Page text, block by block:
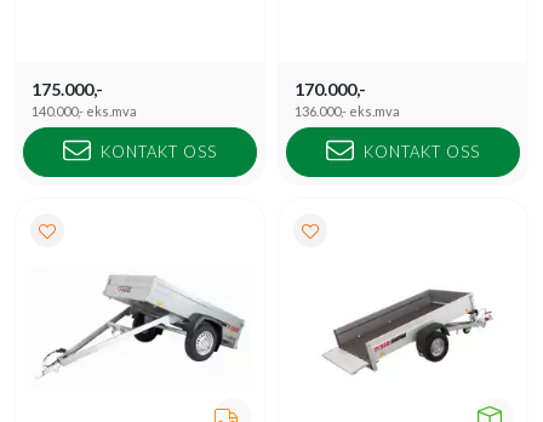
175.000,-
140.000,- eks.mva
KONTAKT OSS
170.000,-
136.000,- eks.mva
KONTAKT OSS